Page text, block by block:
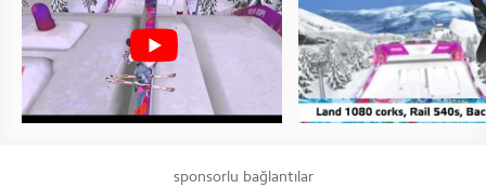
sponsorlu bağlantılar